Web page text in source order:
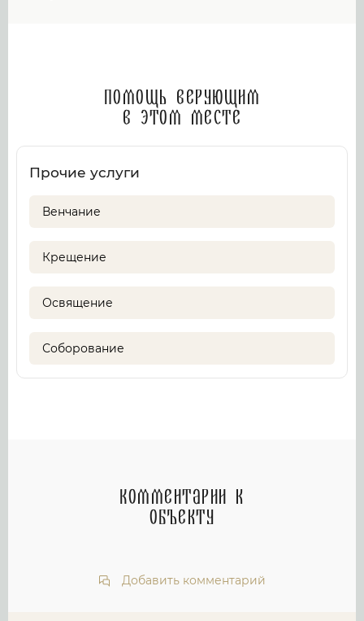
Помощь верующим
в этом месте
Прочие услуги
Венчание
Крещение
Освящение
Соборование
Комментарии к
объекту
Добавить комментарий